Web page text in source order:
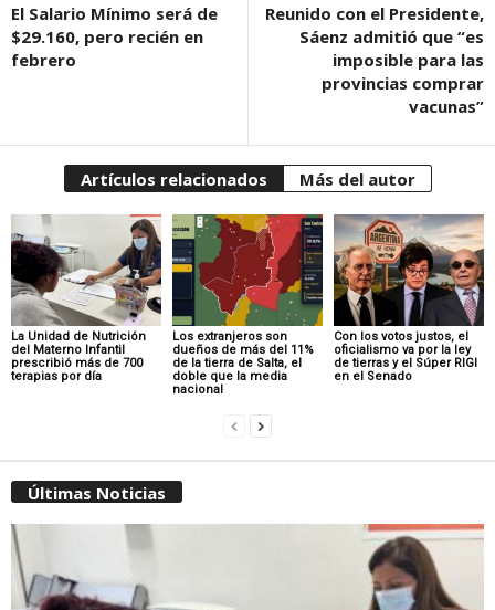
El Salario Mínimo será de
$29.160, pero recién en
febrero
Reunido con el Presidente,
Sáenz admitió que “es
imposible para las
provincias comprar
vacunas”
Artículos relacionados Más del autor
La Unidad de Nutrición
del Materno Infantil
prescribió más de 700
terapias por día
Los extranjeros son
dueños de más del 11%
de la tierra de Salta, el
doble que la media
nacional
Con los votos justos, el
oficialismo va por la ley
de tierras y el Súper RIGI
en el Senado
Últimas Noticias